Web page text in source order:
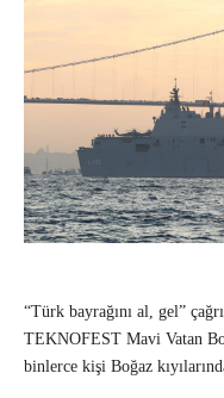
“Türk bayrağını al, gel”
TEKNOFEST Mavi Vatan
binlerce kişi Boğaz